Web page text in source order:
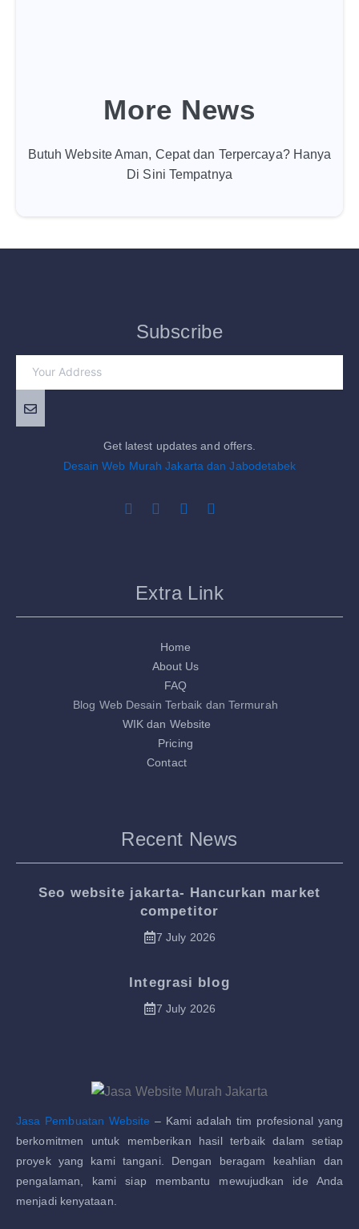
More News
Butuh Website Aman, Cepat dan Terpercaya? Hanya
Di Sini Tempatnya
Jasa Pembuatan Website – Kami adalah tim profesional yang
berkomitmen untuk memberikan hasil terbaik dalam setiap
proyek yang kami tangani. Dengan beragam keahlian dan
pengalaman, kami siap membantu mewujudkan ide Anda
menjadi kenyataan.
Recent News
Seo website jakarta- Hancurkan market
competitor
7 July 2026
Integrasi blog
7 July 2026
Extra Link
Home
About Us
FAQ
Blog Web Desain Terbaik dan Termurah
WIK dan Website
Pricing
Contact
Subscribe
Get latest updates and offers.
Desain Web Murah Jakarta dan Jabodetabek